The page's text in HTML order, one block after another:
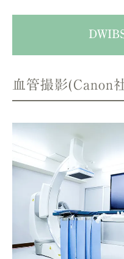
血管撮影(Canon